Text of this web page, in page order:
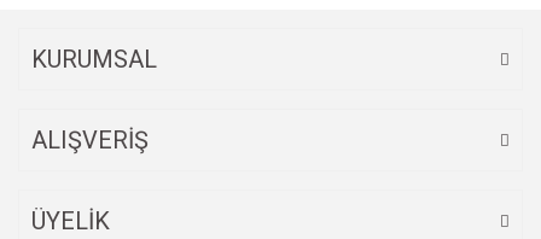
KURUMSAL
ALIŞVERİŞ
ÜYELİK